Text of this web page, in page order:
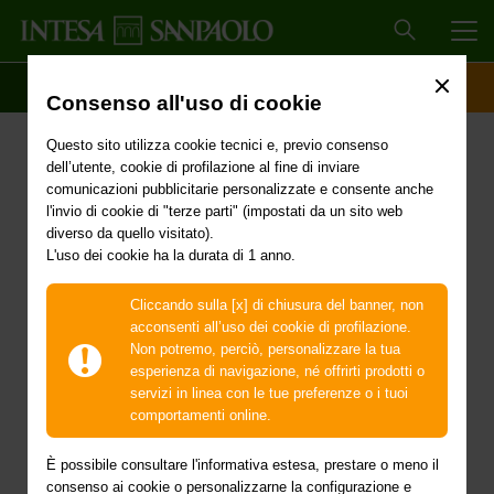
Consenso all'uso di cookie
Questo sito utilizza cookie tecnici e, previo consenso
dell’utente, cookie di profilazione al fine di inviare
comunicazioni pubblicitarie personalizzate e consente anche
l'invio di cookie di "terze parti" (impostati da un sito web
diverso da quello visitato).
L'uso dei cookie ha la durata di 1 anno.
Cliccando sulla [x] di chiusura del banner, non
acconsenti all’uso dei cookie di profilazione.
Non potremo, perciò, personalizzare la tua
esperienza di navigazione, né offrirti prodotti o
servizi in linea con le tue preferenze o i tuoi
comportamenti online.
È possibile consultare l'informativa estesa, prestare o meno il
consenso ai cookie o personalizzarne la configurazione e
Delibera del Consiglio dei
Ministri del 20 gennaio
2026 - Proroga dello stato
di emergenza in
conseguenza degli
eccezionali eventi
meteorologici verificatisi
il 23 e 24 settembre 2024